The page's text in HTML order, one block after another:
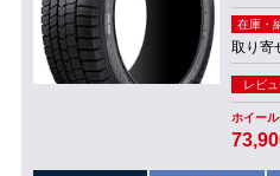
在庫・
取り寄
レビュ
ホイー